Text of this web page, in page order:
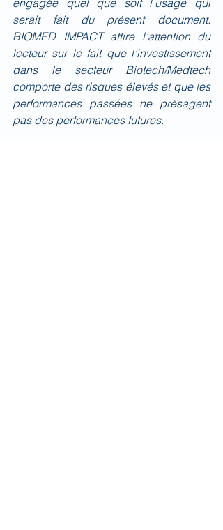
engagée quel que soit l’usage qui
serait fait du présent document.
BIOMED IMPACT attire l’attention du
lecteur sur le fait que l’investissement
dans le secteur Biotech/Medtech
comporte des risques élevés et que les
performances passées ne présagent
pas des performances futures.